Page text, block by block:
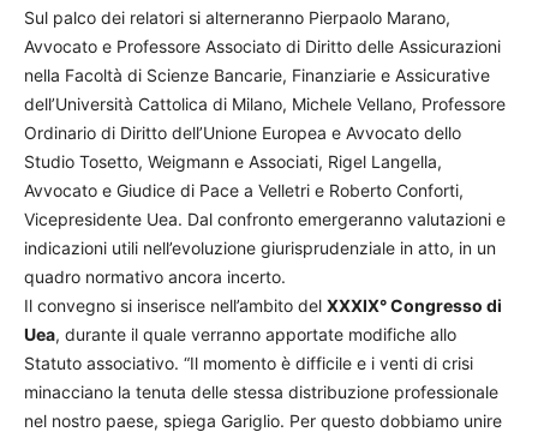
Sul palco dei relatori si alterneranno Pierpaolo Marano,
Avvocato e Professore Associato di Diritto delle Assicurazioni
nella Facoltà di Scienze Bancarie, Finanziarie e Assicurative
dell’Università Cattolica di Milano, Michele Vellano, Professore
Ordinario di Diritto dell’Unione Europea e Avvocato dello
Studio Tosetto, Weigmann e Associati, Rigel Langella,
Avvocato e Giudice di Pace a Velletri e Roberto Conforti,
Vicepresidente Uea. Dal confronto emergeranno valutazioni e
indicazioni utili nell’evoluzione giurisprudenziale in atto, in un
quadro normativo ancora incerto.
Il convegno si inserisce nell’ambito del XXXIX° Congresso di
Uea, durante il quale verranno apportate modifiche allo
Statuto associativo. “Il momento è difficile e i venti di crisi
minacciano la tenuta delle stessa distribuzione professionale
nel nostro paese, spiega Gariglio. Per questo dobbiamo unire